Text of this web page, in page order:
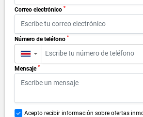
Correo electrónico *
Número de teléfono *
▼
Mensaje *
Acepto recibir información sobre ofertas